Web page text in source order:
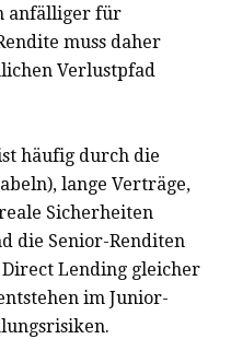
anfälliger für
muss daher
Verlustpfad
häufig durch die
lange Verträge,
Sicherheiten
die Senior-Renditen
Lending gleicher
im Junior-